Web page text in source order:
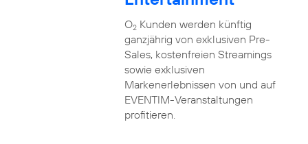
O2Kunden werden künftig
ganzjährig von exklusiven Pre-
Sales, kostenfreien Streamings
sowie exklusiven
Markenerlebnissen von und auf
EVENTIM-Veranstaltungen
profitieren.